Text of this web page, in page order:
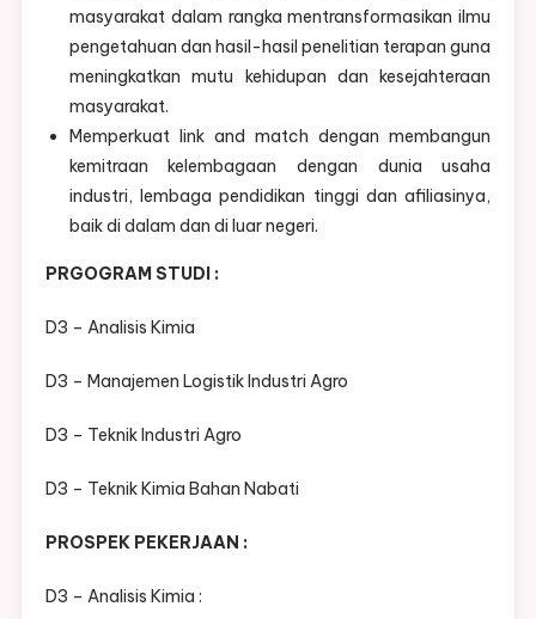
masyarakat dalam rangka mentransformasikan ilmu
pengetahuan dan hasil-hasil penelitian terapan guna
meningkatkan mutu kehidupan dan kesejahteraan
masyarakat.
Memperkuat link and match dengan membangun
kemitraan kelembagaan dengan dunia usaha
industri, lembaga pendidikan tinggi dan afiliasinya,
baik di dalam dan di luar negeri.
PRGOGRAM STUDI :
D3 – Analisis Kimia
D3 – Manajemen Logistik Industri Agro
D3 – Teknik Industri Agro
D3 – Teknik Kimia Bahan Nabati
PROSPEK PEKERJAAN :
D3 – Analisis Kimia :